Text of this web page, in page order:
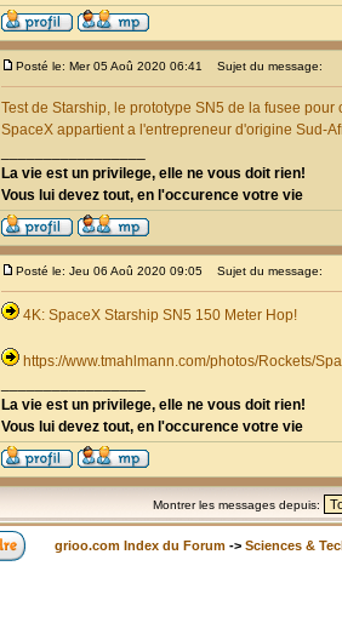
Posté le: Mer 05 Aoû 2020 06:41 Sujet du message:
Test de Starship, le prototype SN5 de la fusee
SpaceX appartient a l'entrepreneur d'origine Sud-
La vie est un privilege, elle ne vous doit rien!
Vous lui devez tout, en l'occurence votre vie
Posté le: Jeu 06 Aoû 2020 09:05 Sujet du message:
4K: SpaceX Starship SN5 150 Meter Hop!
https://www.tmahlmann.com/photos/Rockets/
La vie est un privilege, elle ne vous doit rien!
Vous lui devez tout, en l'occurence votre vie
Montrer les messages depuis:
grioo.com Index du Forum -> Sciences &